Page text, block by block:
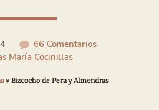
66 Comentarios
María Cocinillas
»Bizcocho de Pera y Almendras